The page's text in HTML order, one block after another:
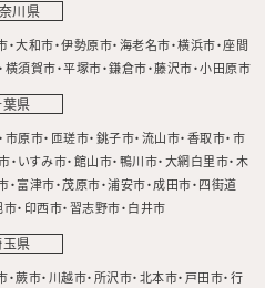
川県
大和市 伊勢原市 海老名市 横浜市 座間
横須賀市 平塚市 鎌倉市 藤沢市 小田原市
県
市原市 匝瑳市 銚子市 流山市 香取市 市
いすみ市 館山市 鴨川市 大網白里市 木
富津市 茂原市 浦安市 成田市 四街道
市 印西市 習志野市 白井市
県
蕨市 川越市 所沢市 北本市 戸田市 行